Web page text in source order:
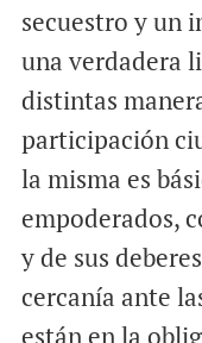
secuestro y un
una verdadera
distintas
participación
la misma es
empoderados,
y de sus
cercanía ante
están en la